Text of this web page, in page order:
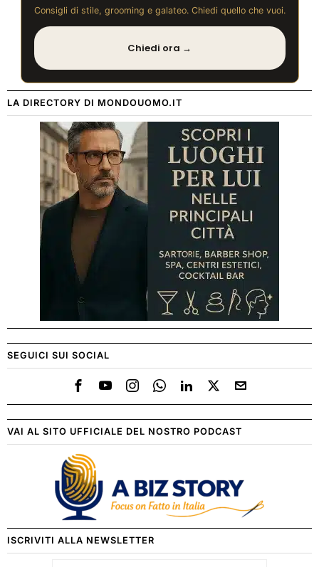
Consigli di stile, grooming e galateo. Chiedi quello che vuoi.
Chiedi ora →
LA DIRECTORY DI MONDOUOMO.IT
SEGUICI SUI SOCIAL
VAI AL SITO UFFICIALE DEL NOSTRO PODCAST
ISCRIVITI ALLA NEWSLETTER